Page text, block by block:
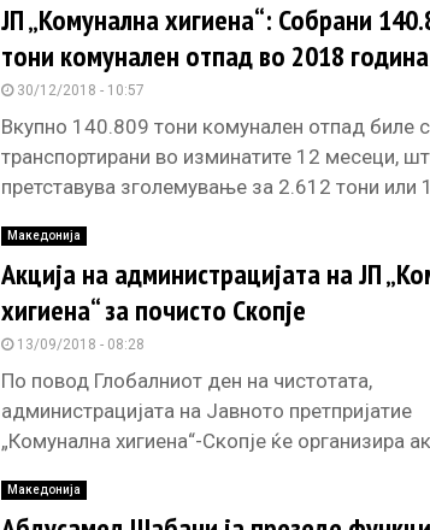
ЈП „Комунална хигиена“: Собрани
тони комунален отпад во 2018 година
30/12/2018 - 10:57
Вкупно 140.809 тони комунален отпад биле
транспортирани во изминатите 12 месеци,
претставува зголемување за 2.612 тони или
Македонија
Aкција на администрацијата на ЈП
хигиена“ за почисто Скопје
13/09/2018 - 08:28
По повод Глобалниот ден на чистотата,
администрацијата на Јавното претпријатие
„Комунална хигиена“-Скопје ќе организира
ќе се одвива
Македонија